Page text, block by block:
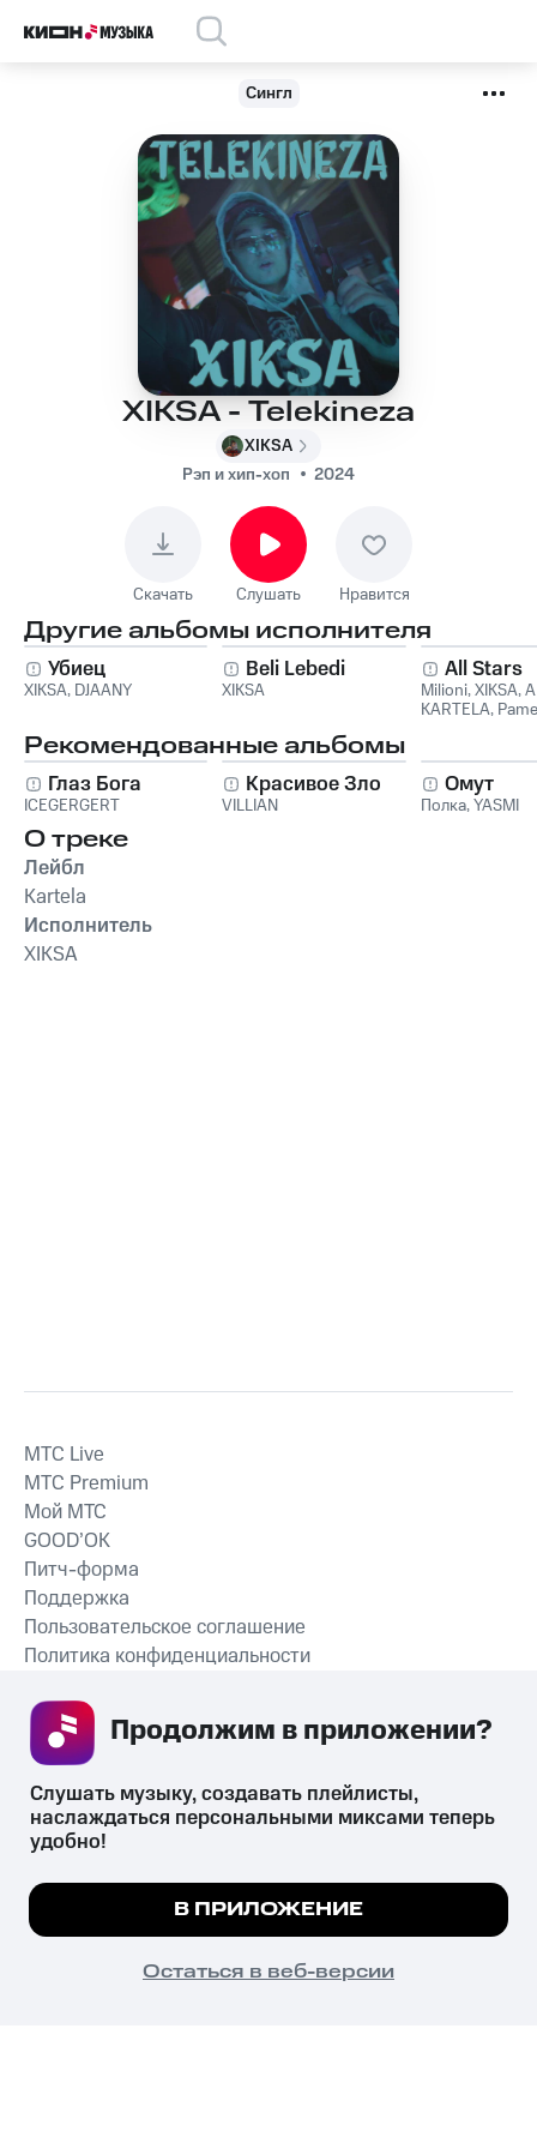
Сингл
XIKSA - Telekineza
XIKSA
Рэп и хип-хоп
2024
Скачать Слушать Нравится
Другие альбомы исполнителя
Убиец
XIKSA, DJAANY
Beli Lebedi
XIKSA
All Stars
Milioni,XIKSA,
KARTELA,
Рекомендованные альбомы
Глаз Бога
ICEGERGERT
Красивое Зло
VILLIAN
Омут
Полка,YASMI
О треке
Лейбл
Kartela
Исполнитель
XIKSA
СКАЧАТЬ ПРИЛОЖЕНИЕ
MTС Live
MTС Premium
Мой МТС
GOOD’OK
Питч-форма
Поддержка
Пользовательское соглашение
Политика конфиденциальности
психотропных веществ, их аналогов причиняет вред здоровью,
их незаконный оборот запрещён и влечёт установленную
законодательством ответственность.
© 2026 ООО «КИОН».
Все права защищены
Мы используем куки, чтобы на сайте все
Подробнее
ПОНЯТНО
Слушать музыку, создавать плейлисты,
наслаждаться персональными миксами теперь
удобно!
В ПРИЛОЖЕНИЕ
Остаться в веб-версии